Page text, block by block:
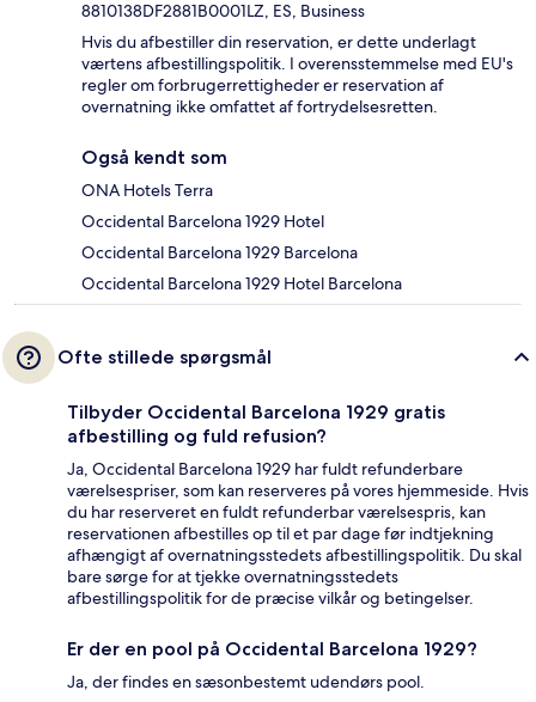
8810138DF2881B0001LZ, ES, Business
Hvis du afbestiller din reservation, er dette underlagt
værtens afbestillingspolitik. I overensstemmelse med EU's
regler om forbrugerrettigheder er reservation af
overnatning ikke omfattet af fortrydelsesretten.
Også kendt som
ONA Hotels Terra
Occidental Barcelona 1929 Hotel
Occidental Barcelona 1929 Barcelona
Occidental Barcelona 1929 Hotel Barcelona
Ofte stillede spørgsmål
Tilbyder Occidental Barcelona 1929 gratis
afbestilling og fuld refusion?
Ja, Occidental Barcelona 1929 har fuldt refunderbare
værelsespriser, som kan reserveres på vores hjemmeside. Hvis
du har reserveret en fuldt refunderbar værelsespris, kan
reservationen afbestilles op til et par dage før indtjekning
afhængigt af overnatningsstedets afbestillingspolitik. Du skal
bare sørge for at tjekke overnatningsstedets
afbestillingspolitik for de præcise vilkår og betingelser.
Er der en pool på Occidental Barcelona 1929?
Ja, der findes en sæsonbestemt udendørs pool.